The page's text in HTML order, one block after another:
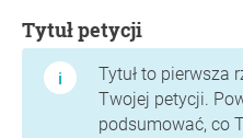
Tytuł petycji
Tytuł to pierwsza
Twojej petycji.
podsumować, co